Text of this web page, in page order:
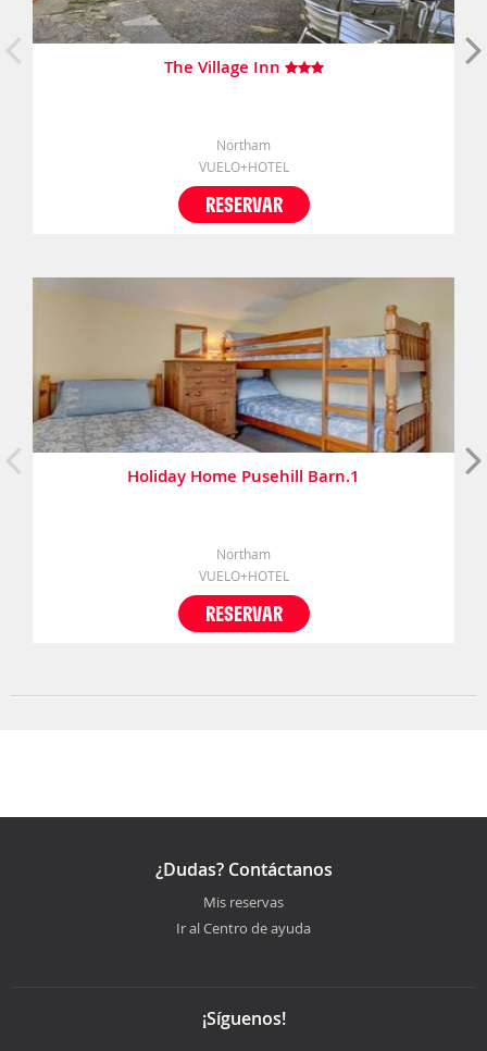
The Village Inn
Northam
VUELO+HOTEL
RESERVAR
Holiday Home Pusehill Barn.1
Northam
VUELO+HOTEL
RESERVAR
¿Dudas? Contáctanos
Mis reservas
Ir al Centro de ayuda
¡Síguenos!